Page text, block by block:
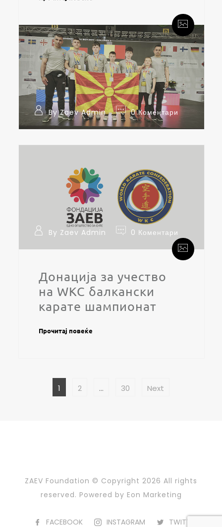
By Zaev Admin 0 Коментари
By Zaev Admin 0 Коментари
Донација за учество
на WKC балкански
карате шампионат
Прочитај повеќе
POSTS
PAGINATION
Page
1 Page
2 … Page
30 Next
ZAEV Foundation © Copyright 2026 All rights
reserved. Powered by Eon Marketing
FACEBOOK INSTAGRAM TWITTER